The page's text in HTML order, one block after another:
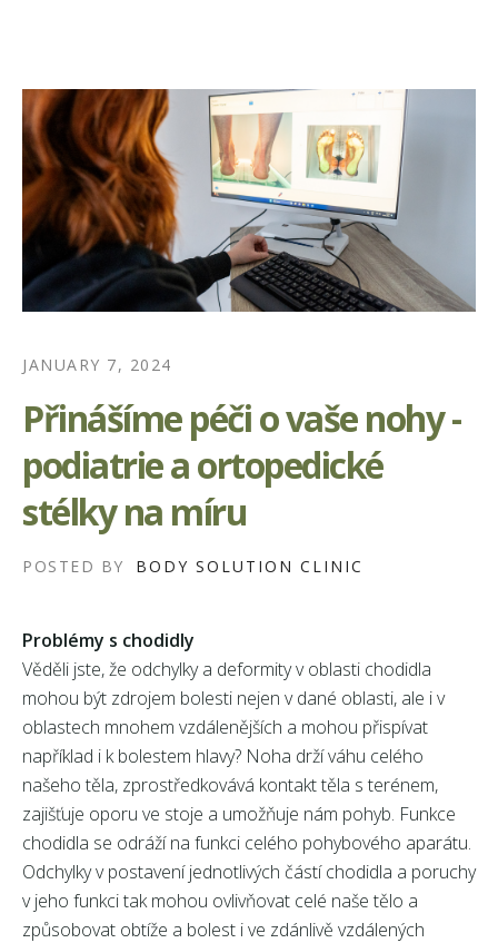
JANUARY 7, 2024
Přinášíme péči o vaše nohy -
podiatrie a ortopedické
stélky na míru
POSTED BY BODY SOLUTION CLINIC
Problémy s chodidly
Věděli jste, že odchylky a deformity v oblasti chodidla
mohou být zdrojem bolesti nejen v dané oblasti, ale i v
oblastech mnohem vzdálenějších a mohou přispívat
například i k bolestem hlavy? Noha drží váhu celého
našeho těla, zprostředkovává kontakt těla s terénem,
zajišťuje oporu ve stoje a umožňuje nám pohyb. Funkce
chodidla se odráží na funkci celého pohybového aparátu.
Odchylky v postavení jednotlivých částí chodidla a poruchy
v jeho funkci tak mohou ovlivňovat celé naše tělo a
způsobovat obtíže a bolest i ve zdánlivě vzdálených